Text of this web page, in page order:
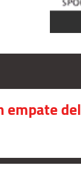
empate